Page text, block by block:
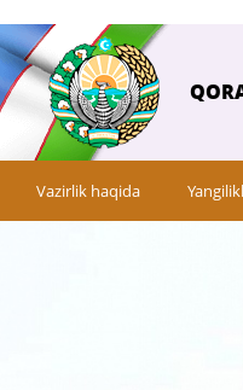
Vazirlik haqida